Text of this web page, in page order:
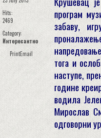
Hits:
2469
Category:
Интересантно
PrintEmail
програм
забаву,
тога и
наступе,
године
водила
Мирослав
одговорни